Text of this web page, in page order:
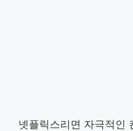
넷플릭스리면 자극적인